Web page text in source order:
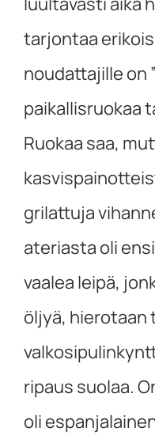
tarjontaa
noudattajille on
paikallisruokaa
Ruokaa saa,
grilattuja
ateriasta oli
vaalea leipä,
öljyä, hierotaan
ripaus suolaa.
oli